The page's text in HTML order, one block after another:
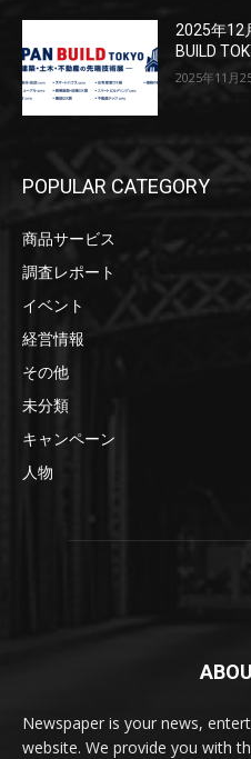
2025年12
BUILD
2025年11月
POPULAR CATEGORY
商品サービス
調査レポート
イベント
経営情報
その他
未分類
キャンペーン
人物
Newspaper is your news,
website. We provide you with